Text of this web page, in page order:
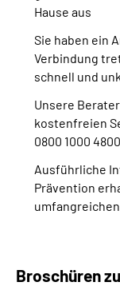
Hause aus
Sie haben ein
Verbindung
schnell und
Unsere
kostenfreien
0800 1000 4800
Ausführliche
Prävention
umfangreichen
Broschüren